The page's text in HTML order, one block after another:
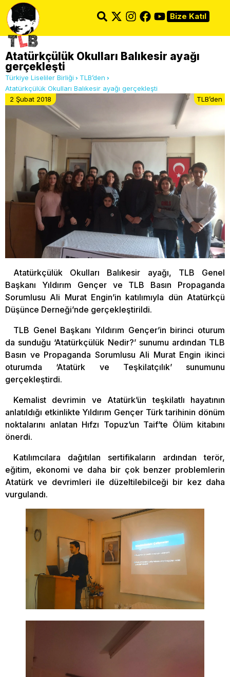
Bize Katıl
Atatürkçülük Okulları Balıkesir ayağı
gerçekleşti
Türkiye Liseliler Birliği
TLB’den
Atatürkçülük Okulları Balıkesir ayağı gerçekleşti
2 Şubat 2018
TLB’den
Atatürkçülük Okulları Balıkesir ayağı, TLB Genel
Başkanı Yıldırım Gençer ve TLB Basın Propaganda
Sorumlusu Ali Murat Engin’in katılımıyla dün Atatürkçü
Düşünce Derneği’nde gerçekleştirildi.
TLB Genel Başkanı Yıldırım Gençer’in birinci oturum
da sunduğu ‘Atatürkçülük Nedir?’ sunumu ardından TLB
Basın ve Propaganda Sorumlusu Ali Murat Engin ikinci
oturumda ‘Atatürk ve Teşkilatçılık’ sunumunu
gerçekleştirdi.
Kemalist devrimin ve Atatürk’ün teşkilatlı hayatının
anlatıldığı etkinlikte Yıldırım Gençer Türk tarihinin dönüm
noktalarını anlatan Hıfzı Topuz’un Taif’te Ölüm kitabını
önerdi.
Katılımcılara dağıtılan sertifikaların ardından terör,
eğitim, ekonomi ve daha bir çok benzer problemlerin
Atatürk ve devrimleri ile düzeltilebilceği bir kez daha
vurgulandı.